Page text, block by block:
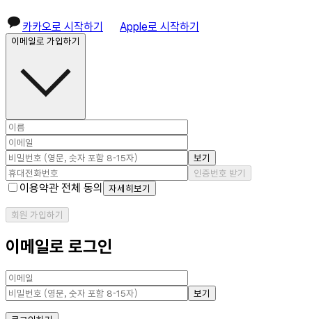
카카오로 시작하기 Apple로 시작하기
이메일로 가입하기
보기
인증번호 받기
이용약관 전체 동의 자세히보기
회원 가입하기
이메일로 로그인
보기